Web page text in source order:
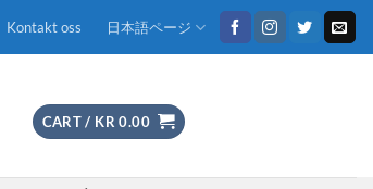
Kontakt oss 日本語ページ
CART / KR 0.00